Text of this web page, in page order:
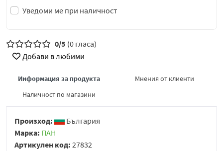
Уведоми ме при наличност
0/5 (0 гласа)
Добави в любими
Информация за продукта
Мнения от клиенти
Наличност по магазини
Произход:
България
Марка: ПАН
Артикулен код: 27832